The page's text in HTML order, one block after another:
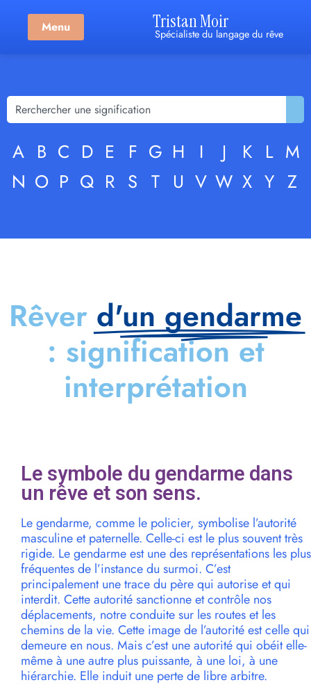
Menu Tristan Moir
Spécialiste du langage du rêve
A B C D E F G H I J K L M
N O P Q R S T U V W X Y Z
Rêver d'un gendarme
: signification et
interprétation
Le symbole du gendarme dans
un rêve et son sens.
Le gendarme, comme le policier, symbolise l’autorité
masculine et paternelle. Celle-ci est le plus souvent très
rigide. Le gendarme est une des représentations les plus
fréquentes de l’instance du surmoi. C’est
principalement une trace du père qui autorise et qui
interdit. Cette autorité sanctionne et contrôle nos
déplacements, notre conduite sur les routes et les
chemins de la vie. Cette image de l’autorité est celle qui
demeure en nous. Mais c’est une autorité qui obéit elle-
même à une autre plus puissante, à une loi, à une
hiérarchie. Elle induit une perte de libre arbitre.